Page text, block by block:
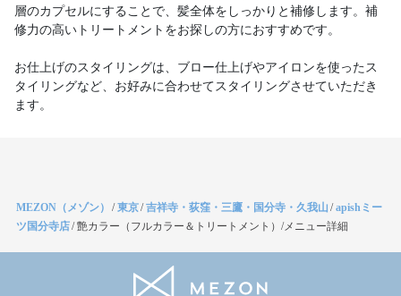
層のカプセルにすることで、髪全体をしっかりと補修します。補
修力の高いトリートメントをお探しの方におすすめです。
お仕上げのスタイリングは、ブロー仕上げやアイロンを使ったス
タイリングなど、お好みに合わせてスタイリングさせていただき
MEZON（メゾン） /東京/吉祥寺・荻窪・三鷹・国分寺・久我山 /apishミー
ツ国分寺店/艶カラー（フルカラー＆トリートメント）/メニュー詳細